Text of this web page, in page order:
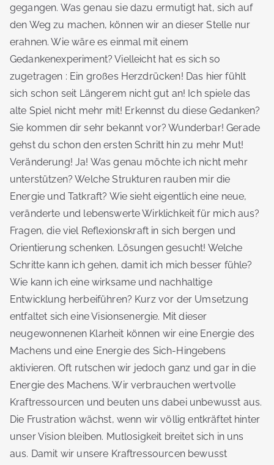
gegangen. Was genau sie dazu ermutigt hat, sich auf
den Weg zu machen, können wir an dieser Stelle nur
erahnen. Wie wäre es einmal mit einem
Gedankenexperiment? Vielleicht hat es sich so
zugetragen : Ein großes Herzdrücken! Das hier fühlt
sich schon seit Längerem nicht gut an! Ich spiele das
alte Spiel nicht mehr mit! Erkennst du diese Gedanken?
Sie kommen dir sehr bekannt vor? Wunderbar! Gerade
gehst du schon den ersten Schritt hin zu mehr Mut!
Veränderung! Ja! Was genau möchte ich nicht mehr
unterstützen? Welche Strukturen rauben mir die
Energie und Tatkraft? Wie sieht eigentlich eine neue,
veränderte und lebenswerte Wirklichkeit für mich aus?
Fragen, die viel Reflexionskraft in sich bergen und
Orientierung schenken. Lösungen gesucht! Welche
Schritte kann ich gehen, damit ich mich besser fühle?
Wie kann ich eine wirksame und nachhaltige
Entwicklung herbeiführen? Kurz vor der Umsetzung
entfaltet sich eine Visionsenergie. Mit dieser
neugewonnenen Klarheit können wir eine Energie des
Machens und eine Energie des Sich-Hingebens
aktivieren. Oft rutschen wir jedoch ganz und gar in die
Energie des Machens. Wir verbrauchen wertvolle
Kraftressourcen und beuten uns dabei unbewusst aus.
Die Frustration wächst, wenn wir völlig entkräftet hinter
unser Vision bleiben. Mutlosigkeit breitet sich in uns
aus. Damit wir unsere Kraftressourcen bewusst